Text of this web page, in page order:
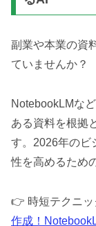
副業や本業の資
ていませんか？
NotebookLMな
ある資料を根拠
す。2026年のビ
性を高めるため
👉 時短テクニッ
作成！